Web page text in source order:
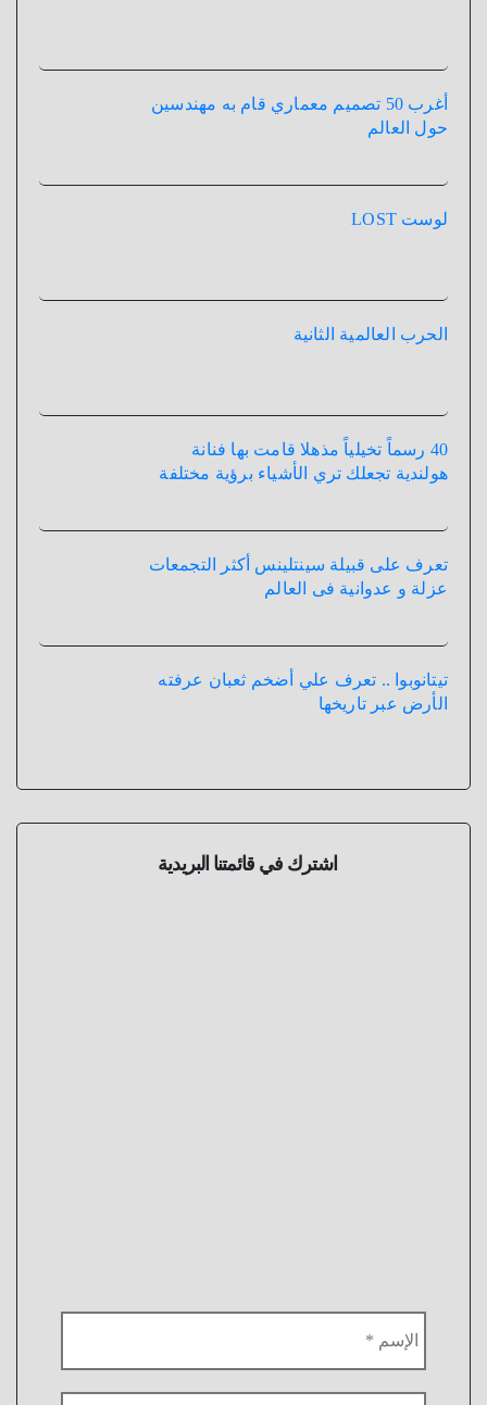
أغرب 50 تصميم معماري قام به مهندسين
حول العالم
لوست LOST
الحرب العالمية الثانية
40 رسماً تخيلياً مذهلا قامت بها فنانة
هولندية تجعلك تري الأشياء برؤية مختلفة
تعرف على قبيلة سينتلينس أكثر التجمعات
عزلة و عدوانية فى العالم
تيتانوبوا .. تعرف علي أضخم ثعبان عرفته
الأرض عبر تاريخها
اشترك في قائمتنا البريدية